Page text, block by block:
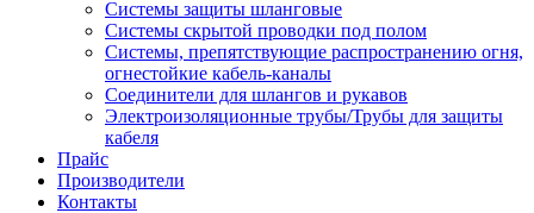
Системы защиты шланговые
Системы скрытой проводки под полом
Системы, препятствующие распространению огня,
огнестойкие кабель-каналы
Соединители для шлангов и рукавов
Электроизоляционные трубы/Трубы для защиты
кабеля
Прайс
Производители
Контакты